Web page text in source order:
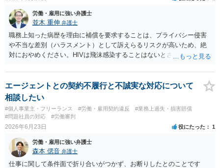
労働・雇用に強い弁護士
並木 重伸 弁護士
職務上知った病歴を理由に補償を要求することは、プライバシー侵害
や不当な差別（ハラスメント）として訴えらるリスクが高いため、絶
対におやめください。HIVは飛沫感染することはないとされています。
について、一般的な衛生問題として会社に相談されることをお勧めし
ます。
エージェントとの契約不履行と不誠実な対応について
相談したい
#個人事業主・フリーランス #労働・雇用契約違反
#業務上過失・損害賠償
#問題社員の対応
#労働審判
2026年6月23日 役にたった 1
労働・雇用に強い弁護士
森本 偲音 弁護士
仕事に関して条件面で折り合いがつかず、お断りしたとのことです